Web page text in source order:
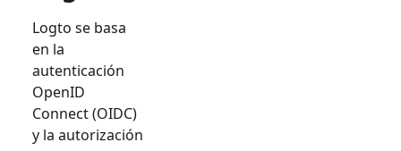
Logto se basa
en la
autenticación
OpenID
Connect (OIDC)
y la autorización